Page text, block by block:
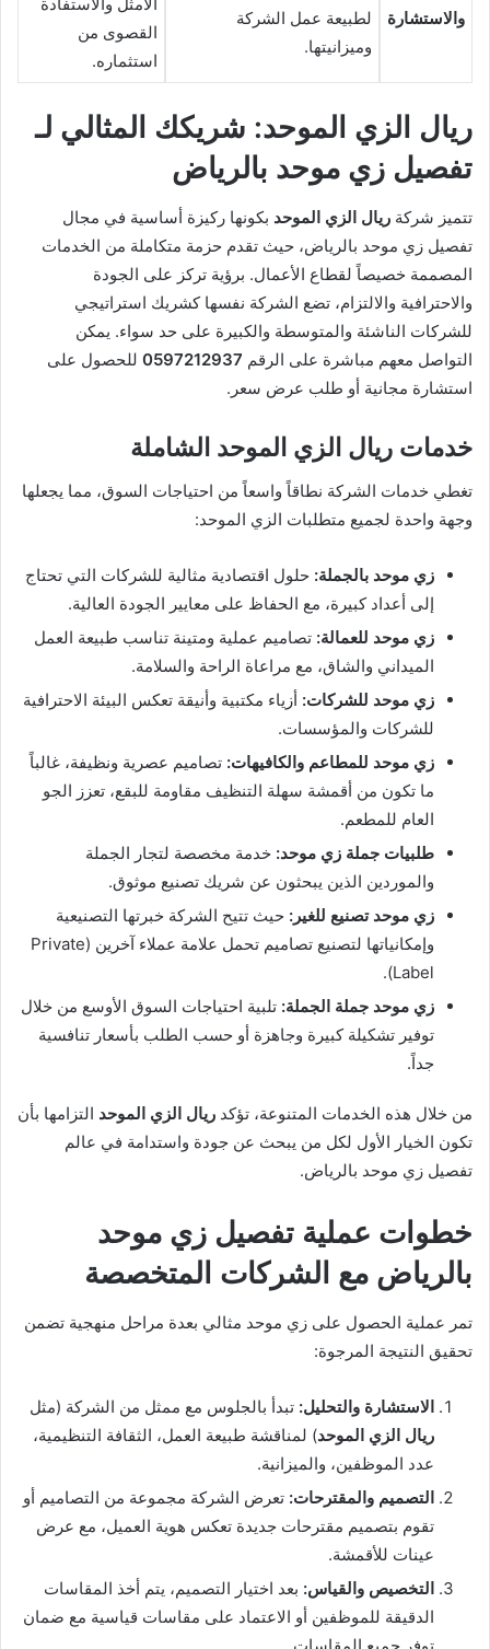
والاستشارة
لطبيعة عمل الشركة
وميزانيتها.
القصوى من
استثماره.
ريال الزي الموحد: شريكك المثالي لـ
تفصيل زي موحد بالرياض
تتميز شركة ريال الزي الموحد بكونها ركيزة أساسية في مجال
تفصيل زي موحد بالرياض، حيث تقدم حزمة متكاملة من الخدمات
المصممة خصيصاً لقطاع الأعمال. برؤية تركز على الجودة
والاحترافية والالتزام، تضع الشركة نفسها كشريك استراتيجي
للشركات الناشئة والمتوسطة والكبيرة على حد سواء. يمكن
التواصل معهم مباشرة على الرقم 0597212937 للحصول على
استشارة مجانية أو طلب عرض سعر.
خدمات ريال الزي الموحد الشاملة
تغطي خدمات الشركة نطاقاً واسعاً من احتياجات السوق، مما يجعلها
وجهة واحدة لجميع متطلبات الزي الموحد:
زي موحد بالجملة: حلول اقتصادية مثالية للشركات التي تحتاج
إلى أعداد كبيرة، مع الحفاظ على معايير الجودة العالية.
زي موحد للعمالة: تصاميم عملية ومتينة تناسب طبيعة العمل
الميداني والشاق، مع مراعاة الراحة والسلامة.
زي موحد للشركات: أزياء مكتبية وأنيقة تعكس البيئة الاحترافية
للشركات والمؤسسات.
زي موحد للمطاعم والكافيهات: تصاميم عصرية ونظيفة، غالباً
ما تكون من أقمشة سهلة التنظيف مقاومة للبقع، تعزز الجو
العام للمطعم.
طلبيات جملة زي موحد: خدمة مخصصة لتجار الجملة
والموردين الذين يبحثون عن شريك تصنيع موثوق.
زي موحد تصنيع للغير: حيث تتيح الشركة خبرتها التصنيعية
وإمكانياتها لتصنيع تصاميم تحمل علامة عملاء آخرين (Private
Label).
زي موحد جملة الجملة: تلبية احتياجات السوق الأوسع من خلال
توفير تشكيلة كبيرة وجاهزة أو حسب الطلب بأسعار تنافسية
جداً.
من خلال هذه الخدمات المتنوعة، تؤكد ريال الزي الموحد التزامها بأن
تكون الخيار الأول لكل من يبحث عن جودة واستدامة في عالم
تفصيل زي موحد بالرياض.
خطوات عملية تفصيل زي موحد
بالرياض مع الشركات المتخصصة
تمر عملية الحصول على زي موحد مثالي بعدة مراحل منهجية تضمن
تحقيق النتيجة المرجوة:
الاستشارة والتحليل: تبدأ بالجلوس مع ممثل من الشركة (مثل
ريال الزي الموحد) لمناقشة طبيعة العمل، الثقافة التنظيمية،
عدد الموظفين، والميزانية.
التصميم والمقترحات: تعرض الشركة مجموعة من التصاميم أو
تقوم بتصميم مقترحات جديدة تعكس هوية العميل، مع عرض
عينات للأقمشة.
التخصيص والقياس: بعد اختيار التصميم، يتم أخذ المقاسات
الدقيقة للموظفين أو الاعتماد على مقاسات قياسية مع ضمان